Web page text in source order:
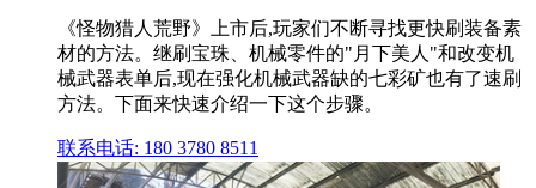
《怪物猎人荒野》上市后,玩家们不断寻找更快刷装备素
材的方法。继刷宝珠、机械零件的"月下美人"和改变机
械武器表单后,现在强化机械武器缺的七彩矿也有了速刷
方法。下面来快速介绍一下这个步骤。
联系电话: 180 3780 8511